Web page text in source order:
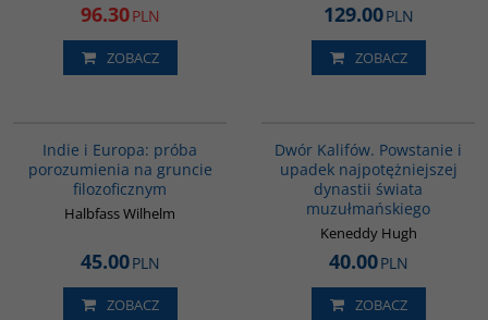
96.30PLN
ZOBACZ
129.00PLN
ZOBACZ
Indie i Europa: próba
porozumienia na gruncie
filozoficznym
Halbfass Wilhelm
45.00PLN
ZOBACZ
Dwór Kalifów. Powstanie i
upadek najpotężniejszej
dynastii świata
muzułmańskiego
Keneddy Hugh
40.00PLN
ZOBACZ